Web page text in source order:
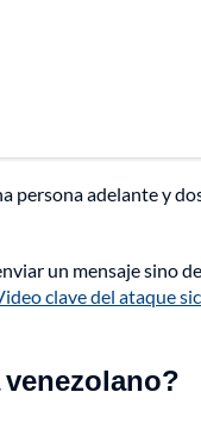
adelante y
un mensaje sino
clave del ataque